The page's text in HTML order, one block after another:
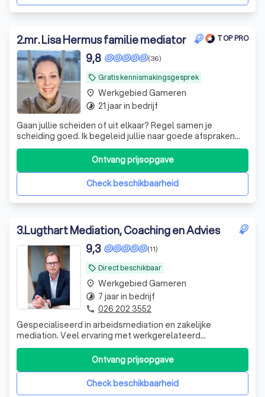
2.mr. Lisa Hermus familie mediator TOP PRO
local_offer Gratis kennismakingsgesprek
(36)
9,8
Gaan jullie scheiden of uit elkaar? Regel samen je
scheiding goed. Ik begeleid jullie naar goede afspraken
waar jullie mee verder kunnen. Deskundig en betrokken. Al
3 keer mediator van het jaar!
Check beschikbaarheid
Ontvang prijsopgave
place Werkgebied Gameren
timelapse 21 jaar in bedrijf
3.Lugthart Mediation, Coaching en Advies
local_offer Direct beschikbaar
(11)
9,3
Gespecialiseerd in arbeidsmediation en zakelijke
mediation. Veel ervaring met werkgerelateerd
ziekteverzuim. Werkzaam in Midden en Oost-Nederland.
Check beschikbaarheid
Ontvang prijsopgave
place Werkgebied Gameren
timelapse 7 jaar in bedrijf
phone 026 202 3552